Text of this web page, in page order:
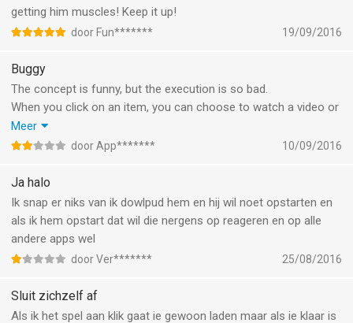
getting him muscles! Keep it up!
door Fun******* 19/09/2016
Buggy
The concept is funny, but the execution is so bad.
When you click on an item, you can choose to watch a video or
skip it. Doesn't matter what you tap on, you always must watch
an ad. This is so badly designed. They don't even know what
Meer
door App******* 10/09/2016
Ja halo
Ik snap er niks van ik dowlpud hem en hij wil noet opstarten en
als ik hem opstart dat wil die nergens op reageren en op alle
andere apps wel
door Ver******* 25/08/2016
Sluit zichzelf af
Als ik het spel aan klik gaat ie gewoon laden maar als ie klaar is